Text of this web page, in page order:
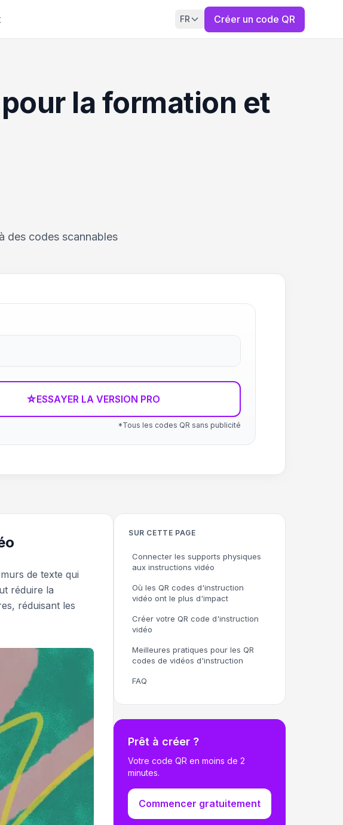
FR Créer un code QR
la formation et
des codes scannables
☆ESSAYER LA VERSION PRO
*Tous les codes QR sans publicité
de texte qui
réduire la
réduisant les
SUR CETTE PAGE
Connecter les supports physiques
aux instructions vidéo
Où les QR codes d'instruction
vidéo ont le plus d'impact
Créer votre QR code d'instruction
vidéo
Meilleures pratiques pour les QR
codes de vidéos d'instruction
FAQ
Prêt à créer ?
Votre code QR en moins de 2
minutes.
Commencer gratuitement